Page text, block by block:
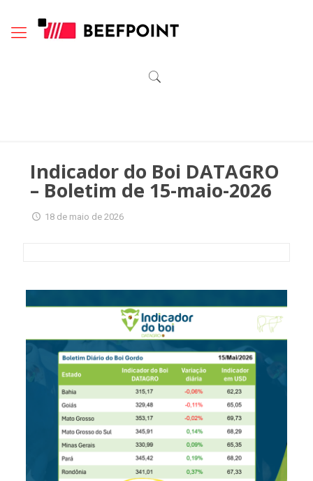
Indicador do Boi DATAGRO
– Boletim de 15-maio-2026
18 de maio de 2026